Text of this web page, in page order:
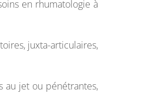
en rhumatologie à
juxta-articulaires,
au jet ou pénétrantes,